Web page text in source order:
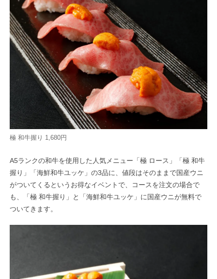
極 和牛握り 1,680円
A5ランクの和牛を使用した人気メニュー「極 ロース」「極 和牛
握り」「海鮮和牛ユッケ」の3品に、値段はそのままで国産ウニ
がついてくるというお得なイベントで、コースを注文の場合で
も、「極 和牛握り」と「海鮮和牛ユッケ」に国産ウニが無料で
ついてきます。